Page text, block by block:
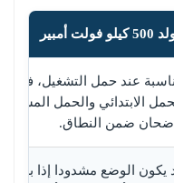
فولت أمبير
عند حمل التشغيل، فإن
الابتدائي والحمل
ضمن النطاق.
يكون الوضع مشدودا إذا بدأت